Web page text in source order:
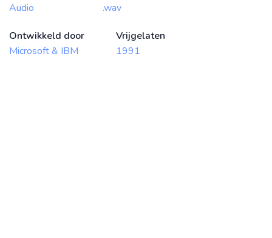
Audio
.wav
Ontwikkeld door
Microsoft & IBM
Vrijgelaten
1991